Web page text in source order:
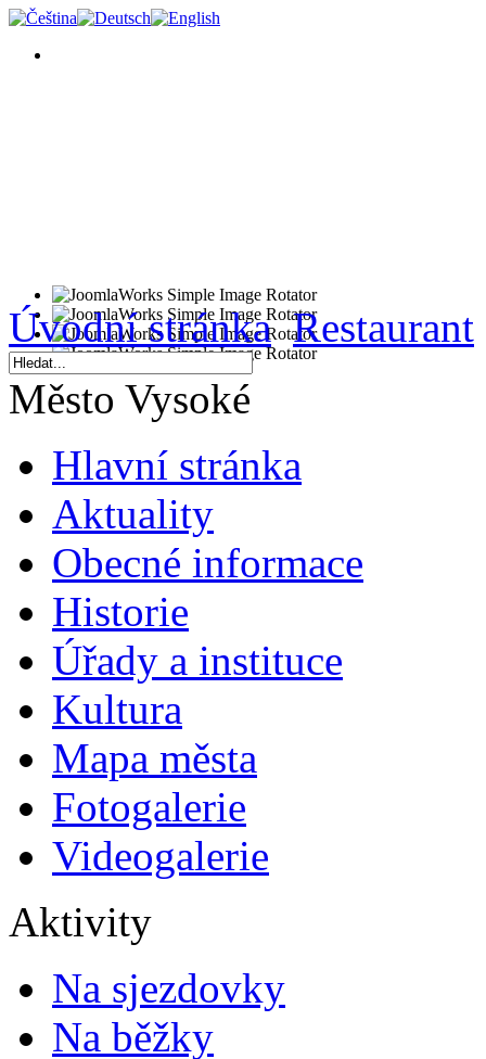
Úvodní stránka Restaurant
Město Vysoké
Hlavní stránka
Aktuality
Obecné informace
Historie
Úřady a instituce
Kultura
Mapa města
Fotogalerie
Videogalerie
Aktivity
Na sjezdovky
Na běžky